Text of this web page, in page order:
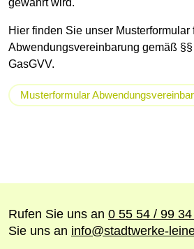
gewährt wird.
Hier finden Sie unser Musterformular
Abwendungsvereinbarung gemäß
GasGVV.
Musterformular
Rufen Sie uns an 0 55 54 / 99
Sie uns an info@stadtwerke-